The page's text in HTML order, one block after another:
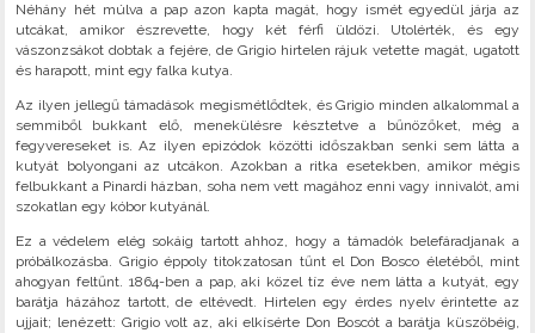
Néhány hét múlva a pap azon kapta magát, hogy ismét egyedül járja az
utcákat, amikor észrevette, hogy két férfi üldözi. Utolérték, és egy
vászonzsákot dobtak a fejére, de Grigio hirtelen rájuk vetette magát, ugatott
és harapott, mint egy falka kutya.
Az ilyen jellegű támadások megismétlődtek, és Grigio minden alkalommal a
semmiből bukkant elő, menekülésre késztetve a bűnözőket, még a
fegyvereseket is. Az ilyen epizódok közötti időszakban senki sem látta a
kutyát bolyongani az utcákon. Azokban a ritka esetekben, amikor mégis
felbukkant a Pinardi házban, soha nem vett magához enni vagy innivalót, ami
szokatlan egy kóbor kutyánál.
Ez a védelem elég sokáig tartott ahhoz, hogy a támadók belefáradjanak a
próbálkozásba. Grigio éppoly titokzatosan tűnt el Don Bosco életéből, mint
ahogyan feltűnt. 1864-ben a pap, aki közel tíz éve nem látta a kutyát, egy
barátja házához tartott, de eltévedt. Hirtelen egy érdes nyelv érintette az
ujjait; lenézett: Grigio volt az, aki elkísérte Don Boscót a barátja küszöbéig,